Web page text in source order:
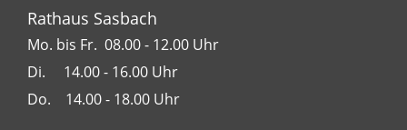
Rathaus Sasbach
Mo. bis Fr. 08.00 - 12.00 Uhr
Di. 14.00 - 16.00 Uhr
Do. 14.00 - 18.00 Uhr